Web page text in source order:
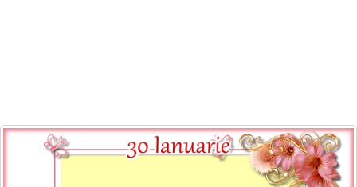
Felicitari muzicale personalizate